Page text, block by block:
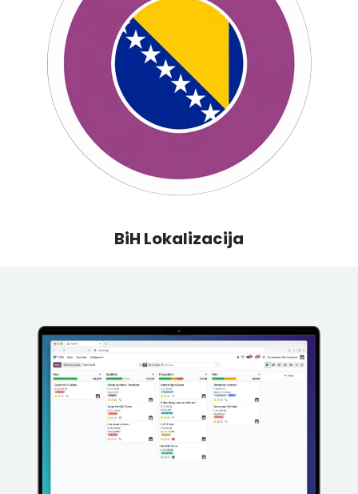
BiH Lokalizacija